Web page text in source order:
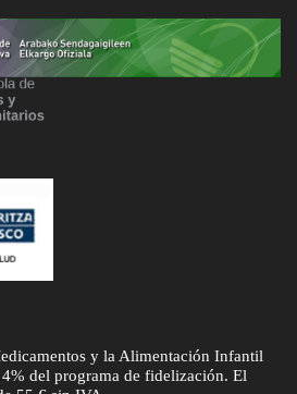
y la Alimentación Infantil
del programa de fidelización. El